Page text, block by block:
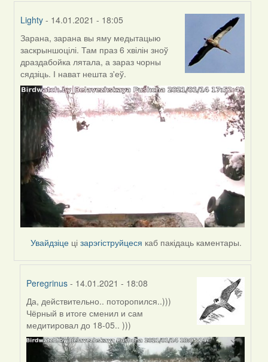
Lighty - 14.01.2021 - 18:05
In
reply
to
by
Peregrinus
Зарана, зарана вы яму медытацыю
заскрыншоцілі. Там праз 6 хвілін зноў
драздабойка лятала, а зараз чорны
сядзіць. І нават нешта з'еў.
Увайдзіце цізарэгіструйцеся каб пакідаць каментары.
Peregrinus - 14.01.2021 - 18:08
In
reply
to
by
Lighty
Да, действительно.. поторопился..)))
Чёрный в итоге сменил и сам
медитировал до 18-05.. )))